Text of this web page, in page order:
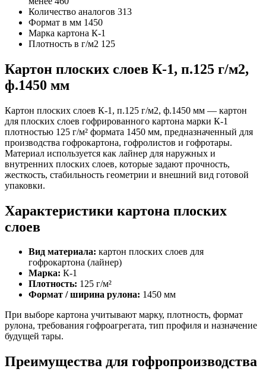
Количество аналогов 313
Формат в мм 1450
Марка картона К-1
Плотность в г/м2 125
Картон плоских слоев К-1, п.125 г/м2,
ф.1450 мм
Картон плоских слоев К-1, п.125 г/м2, ф.1450 мм — картон
для плоских слоев гофрированного картона марки К-1
плотностью 125 г/м² формата 1450 мм, предназначенный для
производства гофрокартона, гофролистов и гофротары.
Материал используется как лайнер для наружных и
внутренних плоских слоев, которые задают прочность,
жесткость, стабильность геометрии и внешний вид готовой
упаковки.
Характеристики картона плоских
слоев
Вид материала: картон плоских слоев для
гофрокартона (лайнер)
Марка: К-1
Плотность: 125 г/м²
Формат / ширина рулона: 1450 мм
При выборе картона учитывают марку, плотность, формат
рулона, требования гофроагрегата, тип профиля и назначение
будущей тары.
Преимущества для гофропроизводства